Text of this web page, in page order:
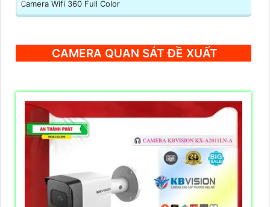
Camera Wifi 360 Full Color
CAMERA QUAN SÁT ĐỀ XUẤT